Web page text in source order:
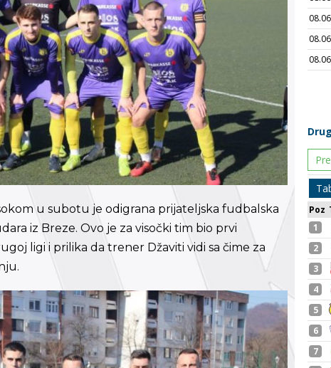
u subotu je odigrana prijateljska fudbalska
iz Breze. Ovo je za visočki tim bio prvi
ligi i prilika da trener Džaviti vidi sa čime za